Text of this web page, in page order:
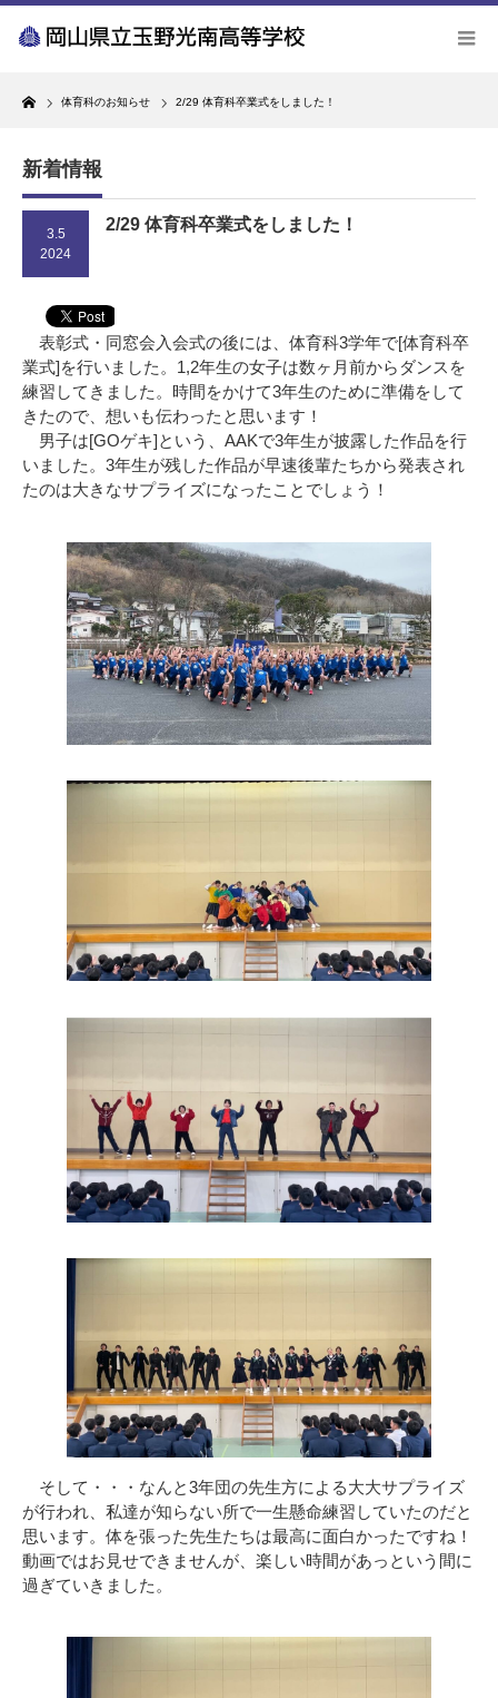
Home
体育科のお知らせ 2/29 体育科卒業式をしました！
新着情報
3.5
2024
2/29 体育科卒業式をしました！
表彰式・同窓会入会式の後には、体育科3学年で[体育科卒
業式]を行いました。1,2年生の女子は数ヶ月前からダンスを
練習してきました。時間をかけて3年生のために準備をして
きたので、想いも伝わったと思います！
男子は[GOゲキ]という、AAKで3年生が披露した作品を行
いました。3年生が残した作品が早速後輩たちから発表され
たのは大きなサプライズになったことでしょう！
そして・・・なんと3年団の先生方による大大サプライズ
が行われ、私達が知らない所で一生懸命練習していたのだと
思います。体を張った先生たちは最高に面白かったですね！
動画ではお見せできませんが、楽しい時間があっという間に
過ぎていきました。